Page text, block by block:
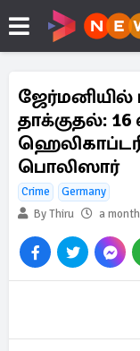
ஜேர்மனியில்
தாக்குதல்:
பொலிஸார்
Crime
Germany
By Thiru
a